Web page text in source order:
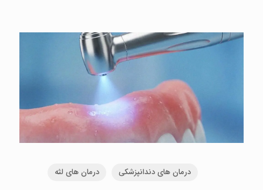
درمان های دندانپزشکی درمان های لثه